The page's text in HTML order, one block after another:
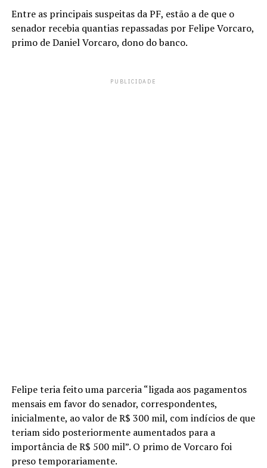
Entre as principais suspeitas da PF, estão a de que o
senador recebia quantias repassadas por Felipe Vorcaro,
primo de Daniel Vorcaro, dono do banco.
PUBLICIDADE
Felipe teria feito uma parceria “ligada aos pagamentos
mensais em favor do senador, correspondentes,
inicialmente, ao valor de R$ 300 mil, com indícios de que
teriam sido posteriormente aumentados para a
importância de R$ 500 mil”. O primo de Vorcaro foi
preso temporariamente.